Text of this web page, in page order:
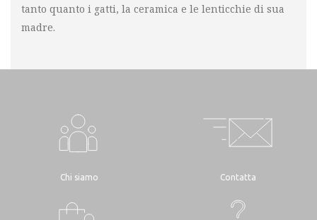
tanto quanto i gatti, la ceramica e le lenticchie di sua
madre.
Chi siamo Contatta